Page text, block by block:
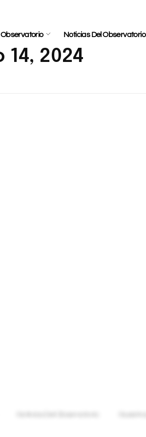
Observatorio Noticias Del Observatorio
2024